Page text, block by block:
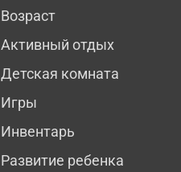
Возраст
Активный отдых
Детская комната
Игры
Инвентарь
Развитие ребенка